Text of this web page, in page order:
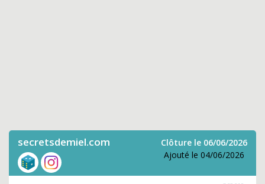
secretsdemiel.com
Clôture le 06/06/2026
Ajouté le 04/06/2026